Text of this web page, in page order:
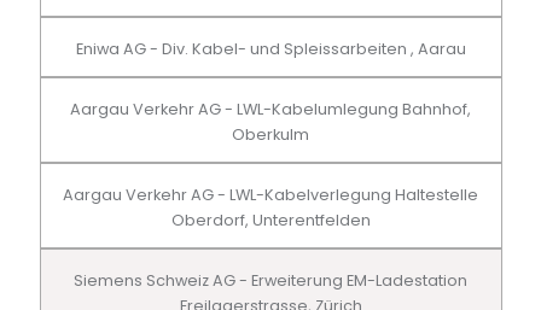
Eniwa AG - Div. Kabel- und Spleissarbeiten , Aarau
Aargau Verkehr AG - LWL-Kabelumlegung Bahnhof,
Oberkulm
Aargau Verkehr AG - LWL-Kabelverlegung Haltestelle
Oberdorf, Unterentfelden
Siemens Schweiz AG - Erweiterung EM-Ladestation
Freilagerstrasse, Zürich